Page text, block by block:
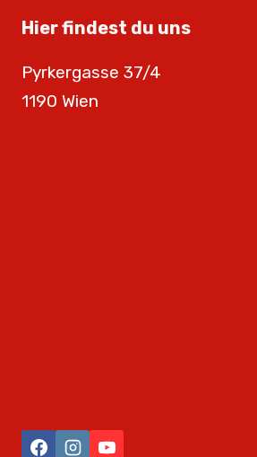
Hier findest du uns
Pyrkergasse 37/4
1190 Wien